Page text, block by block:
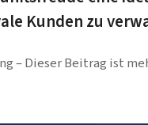
Kunden zu
Dieser Beitrag ist